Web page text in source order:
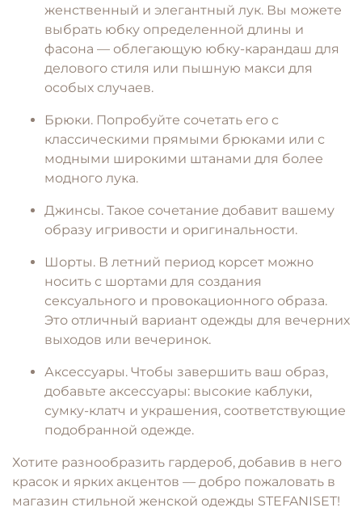
женственный и элегантный лук. Вы можете
выбрать юбку определенной длины и
фасона — облегающую юбку-карандаш для
делового стиля или пышную макси для
особых случаев.
Брюки. Попробуйте сочетать его с
классическими прямыми брюками или с
модными широкими штанами для более
модного лука.
Джинсы. Такое сочетание добавит вашему
образу игривости и оригинальности.
Шорты. В летний период корсет можно
носить с шортами для создания
сексуального и провокационного образа.
Это отличный вариант одежды для вечерних
выходов или вечеринок.
Аксессуары. Чтобы завершить ваш образ,
добавьте аксессуары: высокие каблуки,
сумку-клатч и украшения, соответствующие
подобранной одежде.
Хотите разнообразить гардероб, добавив в него
красок и ярких акцентов — добро пожаловать в
магазин стильной женской одежды STEFANISET!